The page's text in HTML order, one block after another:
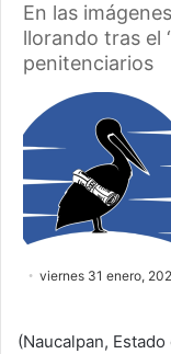
En las
llorando tras el
penitenciarios
viernes 31 enero,
(Naucalpan,